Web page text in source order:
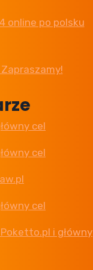
online po polsku
cel
cel
cel
i główny